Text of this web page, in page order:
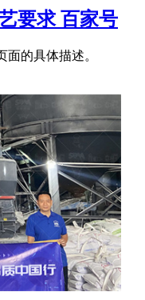
要求 百家号
的具体描述。